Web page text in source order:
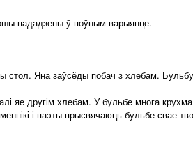
пададзены ў поўным варыянце.
стол. Яна заўсёды побач з хлебам.
яе другім хлебам. У бульбе многа
і паэты прысвячаюць бульбе свае